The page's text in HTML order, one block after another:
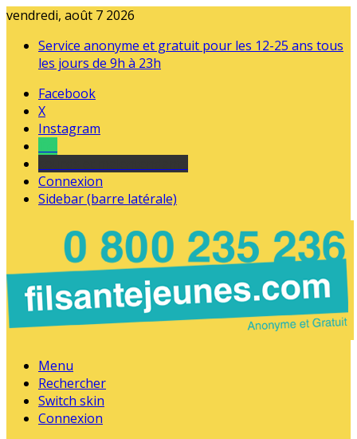
vendredi, août 7 2026
Service anonyme et gratuit pour les 12-25 ans tous
les jours de 9h à 23h
Facebook
X
Instagram
Connexion
Sidebar (barre latérale)
Menu
Rechercher
Switch skin
Connexion